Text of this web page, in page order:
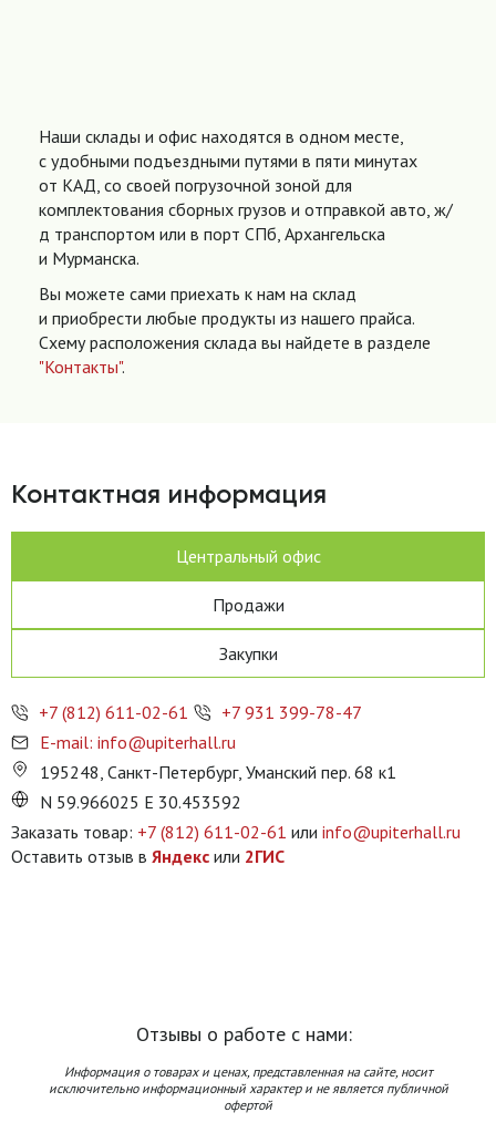
Наши склады и офис находятся в одном месте,
с удобными подъездными путями в пяти минутах
от КАД, со своей погрузочной зоной для
комплектования сборных грузов и отправкой авто, ж/
д транспортом или в порт СПб, Архангельска
и Мурманска.
Вы можете сами приехать к нам на склад
и приобрести любые продукты из нашего прайса.
Схему расположения склада вы найдете в разделе
"Контакты".
Контактная информация
Центральный офис
Продажи
Закупки
+7 (812) 611-02-61
+7 931 399-78-47
E-mail: info@upiterhall.ru
195248, Санкт-Петербург, Уманский пер. 68 к1
N 59.966025 E 30.453592
Заказать товар: +7 (812) 611-02-61 или info@upiterhall.ru
Оставить отзыв в Яндекс или 2ГИС
Отзывы о работе с нами:
Информация о товарах и ценах, представленная на сайте, носит
исключительно информационный характер и не является публичной
офертой